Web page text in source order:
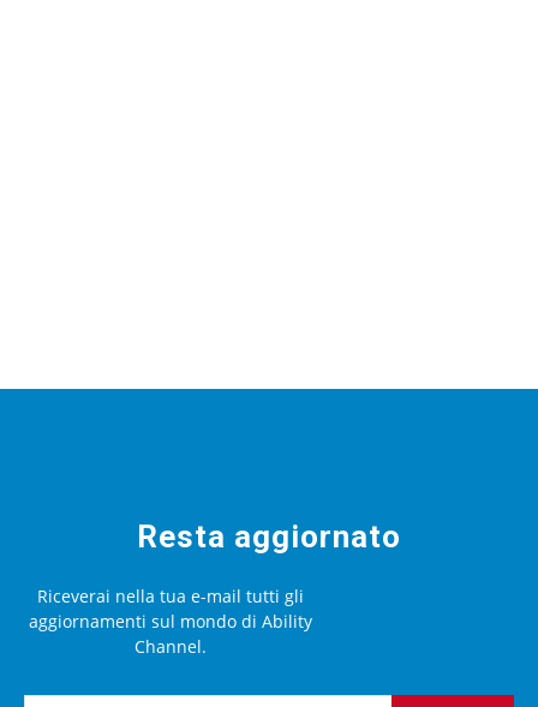
Resta aggiornato
Riceverai nella tua e-mail tutti gli
aggiornamenti sul mondo di Ability
Channel.